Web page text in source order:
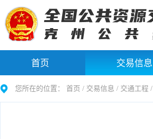
首页 交易信息
您所在的位置： 首页 / 交易信息 / 交通工程 /